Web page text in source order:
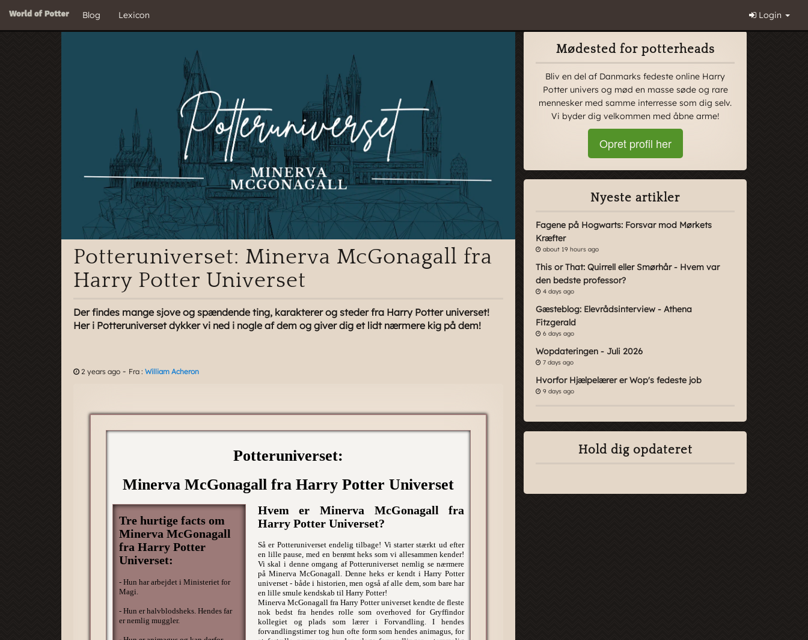
Blog Lexicon Login
Potteruniverset: Minerva McGonagall fra
Harry Potter Universet
Der findes mange sjove og spændende ting, karakterer og steder fra Harry Potter universet!
Her i Potteruniverset dykker vi ned i nogle af dem og giver dig et lidt nærmere kig på dem!
2 years ago - Fra : William Acheron
Mødested for potterheads
Bliv en del af Danmarks fedeste online Harry
Potter univers og mød en masse søde og rare
mennesker med samme interresse som dig selv.
Vi byder dig velkommen med åbne arme!
Opret profil her
Nyeste artikler
Fagene på Hogwarts: Forsvar mod Mørkets
Kræfter
about 19 hours ago
This or That: Quirrell eller Smørhår - Hvem var
den bedste professor?
4 days ago
Gæsteblog: Elevrådsinterview - Athena
Fitzgerald
6 days ago
Wopdateringen - Juli 2026
7 days ago
Hvorfor Hjælpelærer er Wop's fedeste job
9 days ago
Hold dig opdateret